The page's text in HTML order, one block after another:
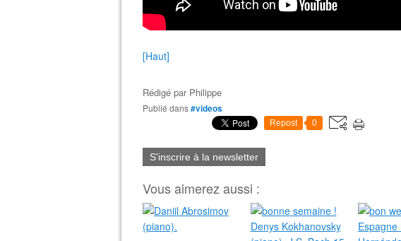
[Haut]
Rédigé par Philippe
Publié dans#videos
Repost 0
S'inscrire à la newsletter
Vous aimerez aussi :